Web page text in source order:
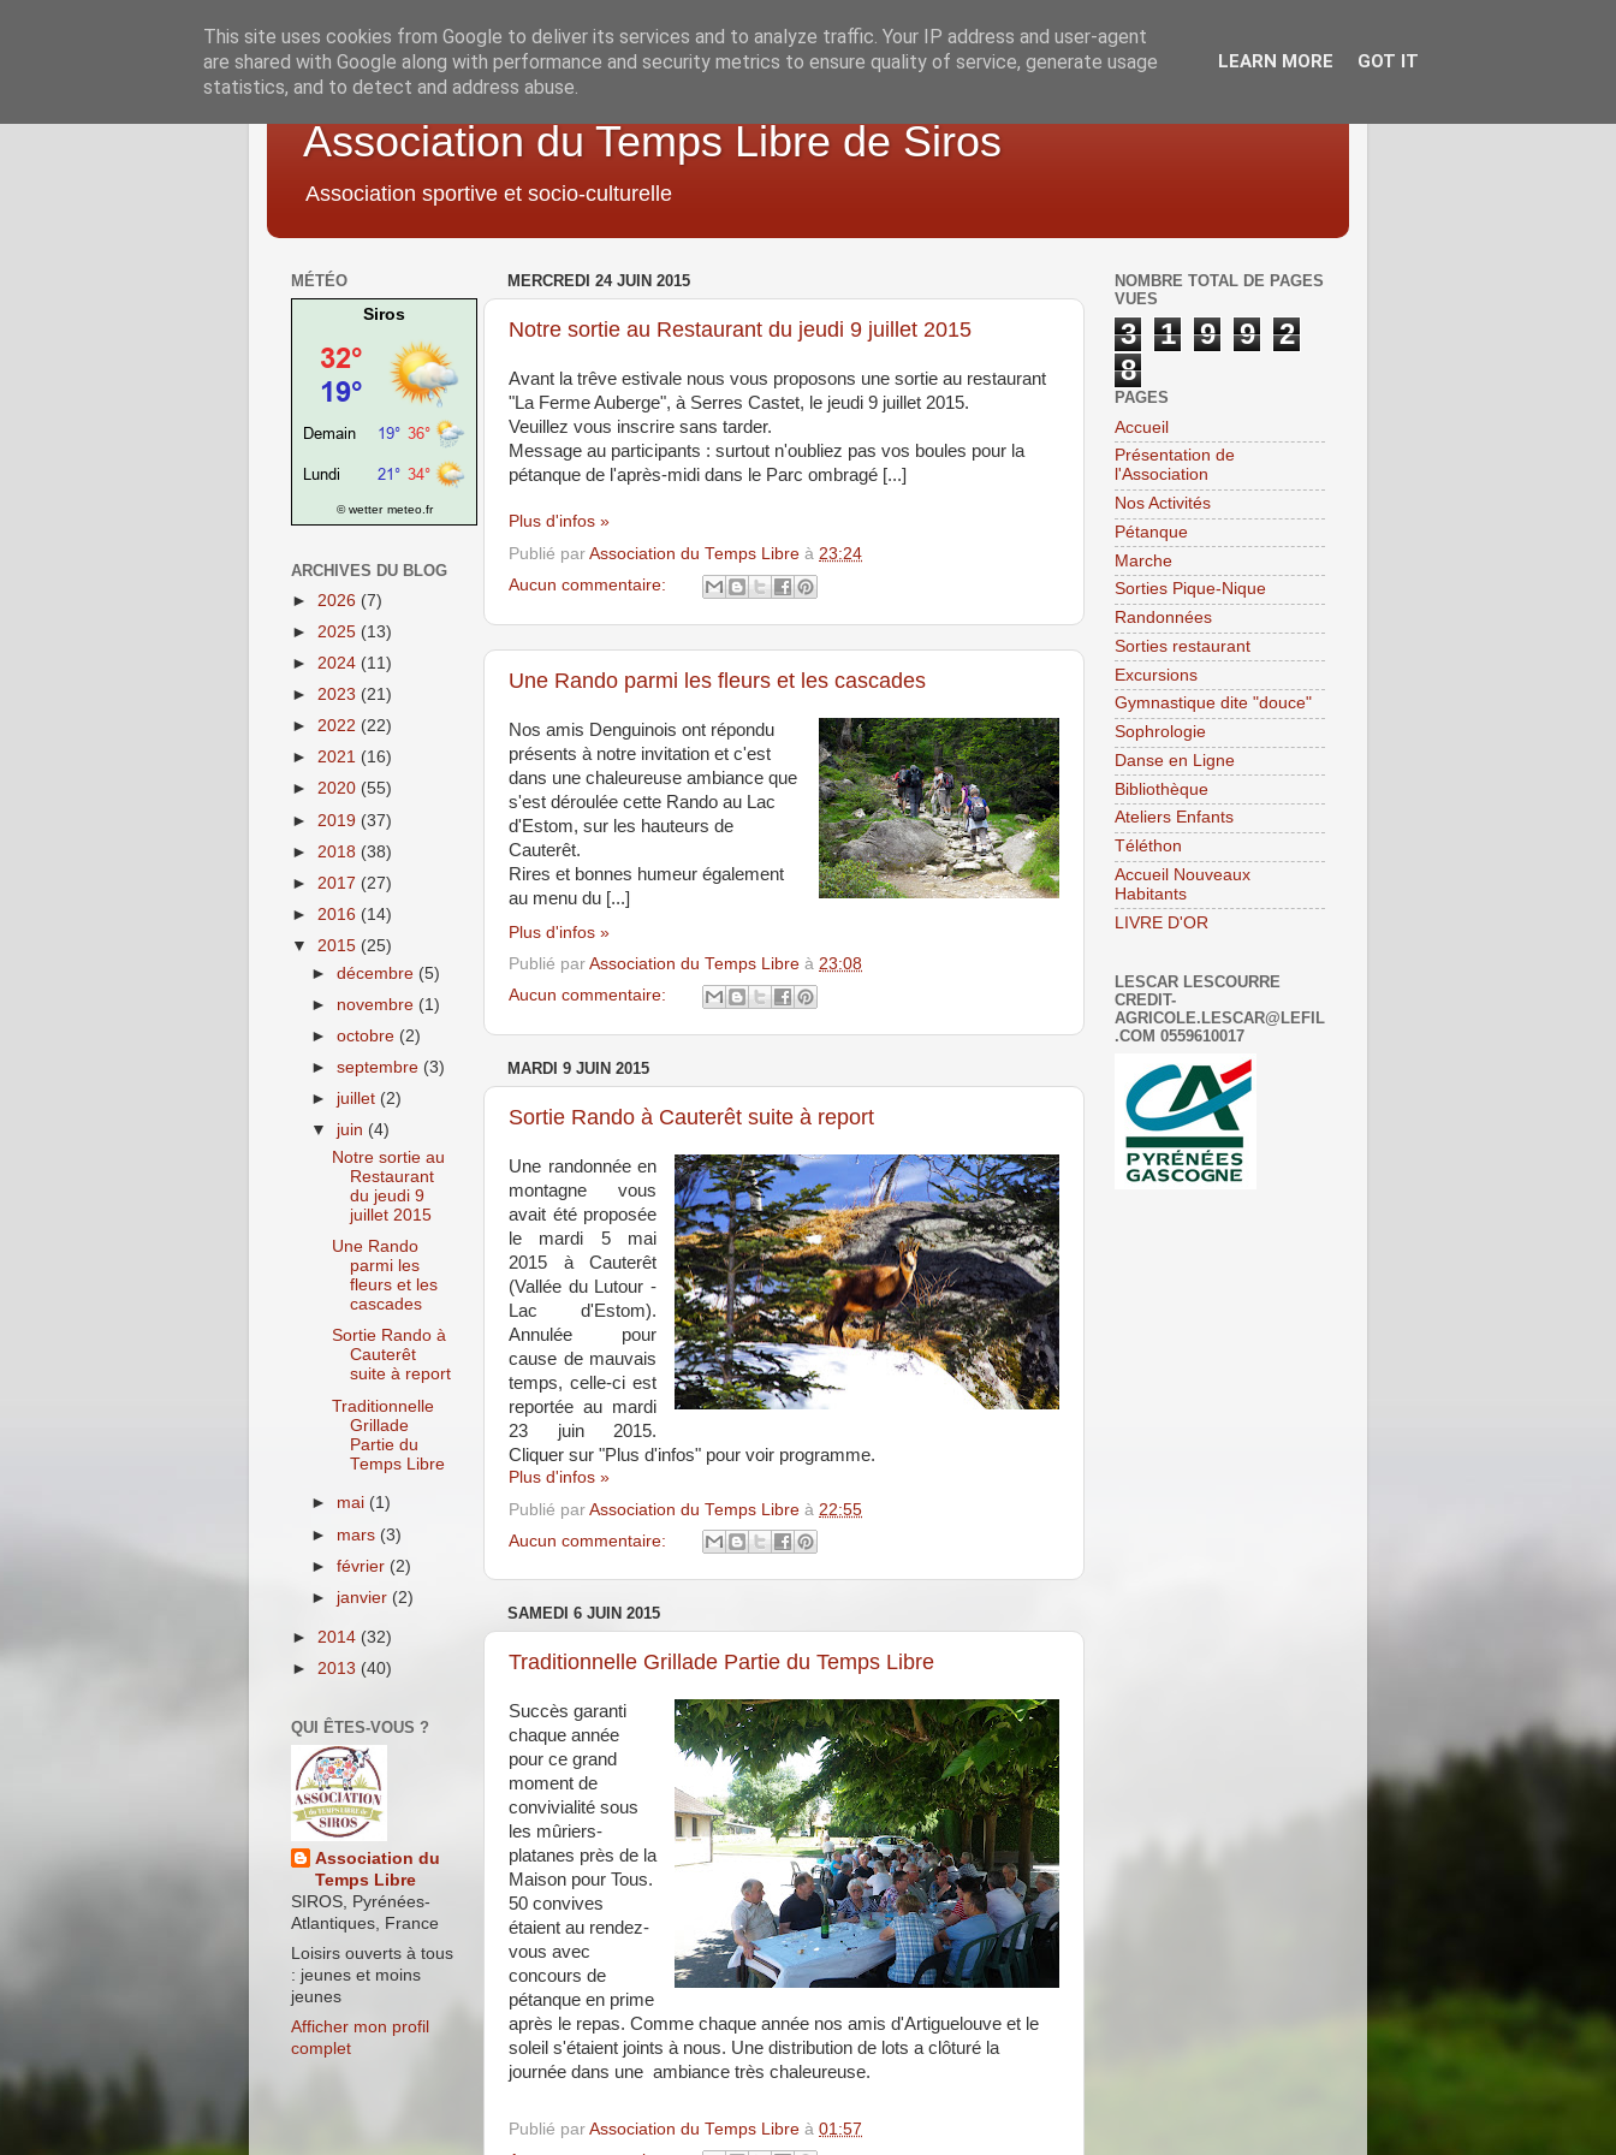
Association du Temps Libre de Siros
Association sportive et socio-culturelle
MERCREDI 24 JUIN 2015
Notre sortie au Restaurant du jeudi 9 juillet 2015
Avant la trêve estivale nous vous proposons une sortie au restaurant
"La Ferme Auberge", à Serres Castet, le jeudi 9 juillet 2015.
Veuillez vous inscrire sans tarder.
Message au participants : surtout n'oubliez pas vos boules pour la
pétanque de l'après-midi dans le Parc ombragé [...]
Plus d'infos »
Publié par Association du Temps Libre à 23:24
Aucun commentaire:
Une Rando parmi les fleurs et les cascades
Nos amis Denguinois ont répondu
présents à notre invitation et c'est
dans une chaleureuse ambiance que
s'est déroulée cette Rando au Lac
d'Estom, sur les hauteurs de
Cauterêt.
Rires et bonnes humeur également
au menu du [...]
Plus d'infos »
Publié par Association du Temps Libre à 23:08
Aucun commentaire:
MARDI 9 JUIN 2015
Sortie Rando à Cauterêt suite à report
Une randonnée en
montagne vous
avait été proposée
le mardi 5 mai
2015 à Cauterêt
(Vallée du Lutour -
Lac d'Estom).
Annulée pour
cause de mauvais
temps, celle-ci est
reportée au mardi
23 juin 2015.
Cliquer sur "Plus d'infos" pour voir programme.
Plus d'infos »
Publié par Association du Temps Libre à 22:55
Aucun commentaire:
SAMEDI 6 JUIN 2015
Traditionnelle Grillade Partie du Temps Libre
Succès garanti
chaque année
pour ce grand
moment de
convivialité sous
les mûriers-
platanes près de la
Maison pour Tous.
50 convives
étaient au rendez-
vous avec
concours de
pétanque en prime
après le repas. Comme chaque année nos amis d'Artiguelouve et le
soleil s'étaient joints à nous. Une distribution de lots a clôturé la
journée dans une ambiance très chaleureuse.
Publié par Association du Temps Libre à 01:57
MÉTÉO
Siros
© wetter meteo.fr
ARCHIVES DU BLOG
► 2026 (7)
► 2025 (13)
► 2024 (11)
► 2023 (21)
► 2022 (22)
► 2021 (16)
► 2020 (55)
► 2019 (37)
► 2018 (38)
► 2017 (27)
► 2016 (14)
▼ 2015 (25)
►décembre (5)
► novembre (1)
►octobre (2)
►septembre (3)
► juillet (2)
▼ juin (4)
Notre sortie au
Restaurant
du jeudi 9
juillet 2015
Une Rando
parmi les
fleurs et les
cascades
Sortie Rando à
Cauterêt
suite à report
Traditionnelle
Grillade
Partie du
Temps Libre
► mai (1)
► mars (3)
►février (2)
► janvier (2)
► 2014 (32)
► 2013 (40)
QUI ÊTES-VOUS ?
Association du
Temps Libre
SIROS, Pyrénées-
Atlantiques, France
Loisirs ouverts à tous
: jeunes et moins
jeunes
Afficher mon profil
complet
NOMBRE TOTAL DE PAGES
VUES
3 1 9 9
2
8
PAGES
Accueil
Présentation de
l'Association
Nos Activités
Pétanque
Marche
Sorties Pique-Nique
Randonnées
Sorties restaurant
Excursions
Gymnastique dite "douce"
Sophrologie
Danse en Ligne
Bibliothèque
Ateliers Enfants
Téléthon
Accueil Nouveaux
Habitants
LIVRE D'OR
LESCAR LESCOURRE
CREDIT-
AGRICOLE.LESCAR@LEFIL
.COM 0559610017
This site uses cookies from Google to deliver its services and to analyze traffic. Your IP address and user-agent
are shared with Google along with performance and security metrics to ensure quality of service, generate usage
statistics, and to detect and address abuse.
LEARN MORE GOT IT